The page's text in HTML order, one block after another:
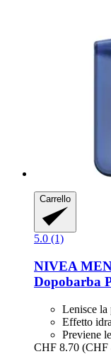
Carrello
5.0 (1)
NIVEA
Dopobarba
Lenisce la
Effetto
Previene
CHF 8.70 (CHF